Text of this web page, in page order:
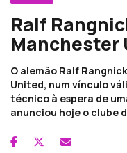
Ralf
Manchester
O alemão Ralf
United, num vínculo
técnico à espera de
anunciou hoje o clube